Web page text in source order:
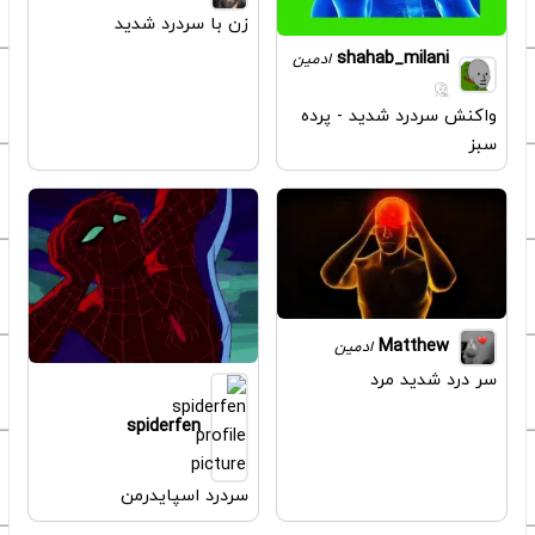
shahab_milani ادمین
واکنش سردرد شدید - پرده
سبز
زن با سردرد شدید
Matthew ادمین
سر درد شدید مرد
spiderfen
سردرد اسپایدرمن